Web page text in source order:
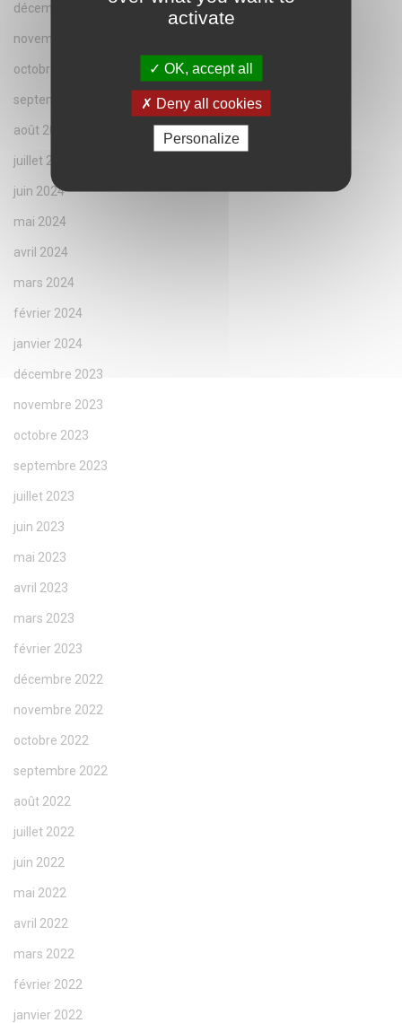
décembre 2024
novembre 2024
octobre 2024
septembre 2024
août 2024
juillet 2024
juin 2024
mai 2024
avril 2024
mars 2024
février 2024
janvier 2024
décembre 2023
novembre 2023
octobre 2023
septembre 2023
juillet 2023
juin 2023
mai 2023
avril 2023
mars 2023
février 2023
décembre 2022
novembre 2022
octobre 2022
septembre 2022
août 2022
juillet 2022
juin 2022
mai 2022
avril 2022
mars 2022
février 2022
janvier 2022
activate
OK, accept all
Deny all cookies
Personalize